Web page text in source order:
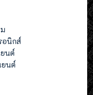
อนิกส์
นต์
ยนต์